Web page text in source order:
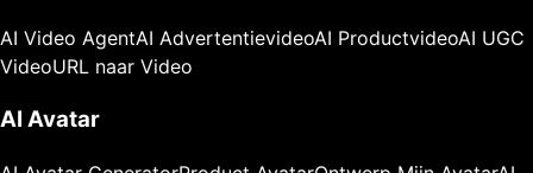
AI Video AgentAI AdvertentievideoAI ProductvideoAI UGC
VideoURL naar Video
AI Avatar